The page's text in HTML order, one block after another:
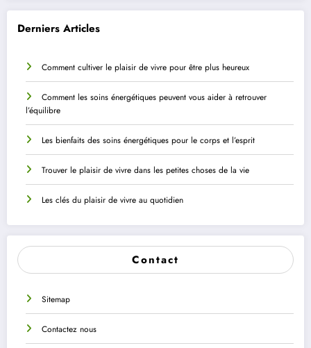
Derniers Articles
Comment cultiver le plaisir de vivre pour être plus heureux
Comment les soins énergétiques peuvent vous aider à retrouver
l’équilibre
Les bienfaits des soins énergétiques pour le corps et l’esprit
Trouver le plaisir de vivre dans les petites choses de la vie
Les clés du plaisir de vivre au quotidien
Contact
Sitemap
Contactez nous